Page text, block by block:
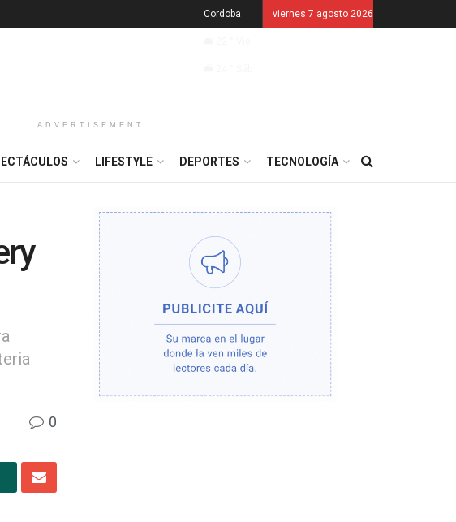
Cordoba viernes 7 agosto 2026
ADVERTISEMENT
LIFESTYLE DEPORTES TECNOLOGÍA
0